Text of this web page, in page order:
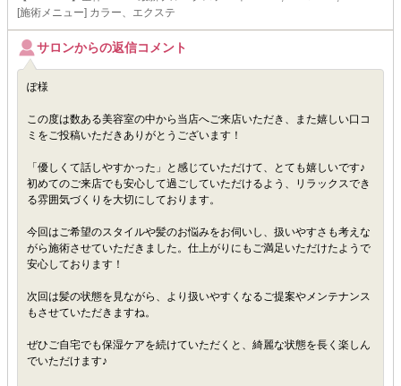
[施術メニュー] カラー、エクステ
サロンからの返信コメント
ぽ様
この度は数ある美容室の中から当店へご来店いただき、また嬉しい口コ
ミをご投稿いただきありがとうございます！
「優しくて話しやすかった」と感じていただけて、とても嬉しいです♪
初めてのご来店でも安心して過ごしていただけるよう、リラックスでき
る雰囲気づくりを大切にしております。
今回はご希望のスタイルや髪のお悩みをお伺いし、扱いやすさも考えな
がら施術させていただきました。仕上がりにもご満足いただけたようで
安心しております！
次回は髪の状態を見ながら、より扱いやすくなるご提案やメンテナンス
もさせていただきますね。
ぜひご自宅でも保湿ケアを続けていただくと、綺麗な状態を長く楽しん
でいただけます♪